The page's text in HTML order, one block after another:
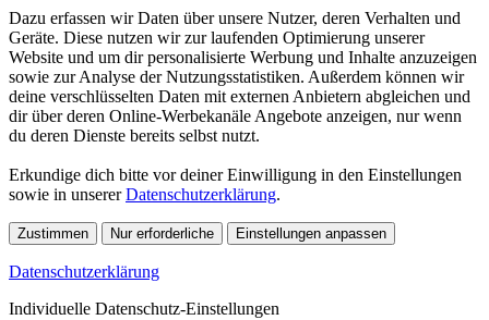
Dazu erfassen wir Daten über unsere Nutzer, deren Verhalten und
Geräte. Diese nutzen wir zur laufenden Optimierung unserer
Website und um dir personalisierte Werbung und Inhalte anzuzeigen
sowie zur Analyse der Nutzungsstatistiken. Außerdem können wir
deine verschlüsselten Daten mit externen Anbietern abgleichen und
dir über deren Online-Werbekanäle Angebote anzeigen, nur wenn
du deren Dienste bereits selbst nutzt.
Erkundige dich bitte vor deiner Einwilligung in den Einstellungen
sowie in unsererDatenschutzerklärung.
Zustimmen Nur erforderliche Einstellungen anpassen
Datenschutzerklärung
Individuelle Datenschutz-Einstellungen